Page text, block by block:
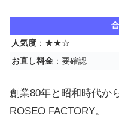
人気度 ：★★☆
お直し料金 ：要確認
創業80年と昭和時代か
ROSEO FACTORY。